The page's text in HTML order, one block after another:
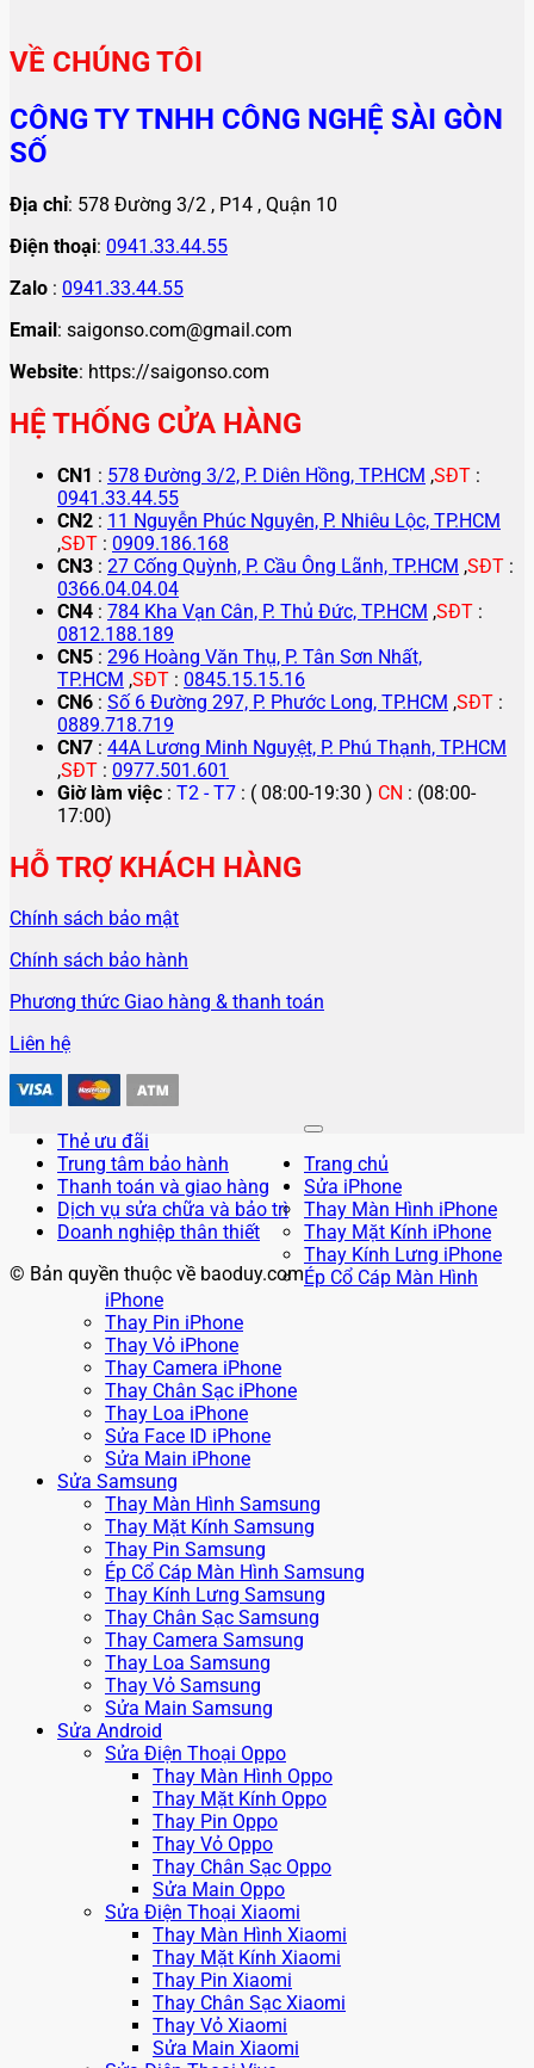
VỀ CHÚNG TÔI
CÔNG TY TNHH CÔNG NGHỆ SÀI GÒN
SỐ
Địa chỉ: 578 Đường 3/2 , P14 , Quận 10
Điện thoại: 0941.33.44.55
Zalo : 0941.33.44.55
Email: saigonso.com@gmail.com
Website: https://saigonso.com
HỆ THỐNG CỬA HÀNG
CN1 : 578 Đường 3/2, P. Diên Hồng, TP.HCM ,SĐT :
0941.33.44.55
CN2 : 11 Nguyễn Phúc Nguyên, P. Nhiêu Lộc, TP.HCM
,SĐT : 0909.186.168
CN3 : 27 Cống Quỳnh, P. Cầu Ông Lãnh, TP.HCM ,SĐT :
0366.04.04.04
CN4 : 784 Kha Vạn Cân, P. Thủ Đức, TP.HCM ,SĐT :
0812.188.189
CN5 : 296 Hoàng Văn Thụ, P. Tân Sơn Nhất,
TP.HCM ,SĐT : 0845.15.15.16
CN6 : Số 6 Đường 297, P. Phước Long, TP.HCM ,SĐT :
0889.718.719
CN7 : 44A Lương Minh Nguyệt, P. Phú Thạnh, TP.HCM
,SĐT : 0977.501.601
Giờ làm việc : T2 - T7 : ( 08:00-19:30 ) CN : (08:00-
17:00)
HỖ TRỢ KHÁCH HÀNG
Chính sách bảo mật
Chính sách bảo hành
Phương thức Giao hàng & thanh toán
Liên hệ
Thẻ ưu đãi
Trung tâm bảo hành
Thanh toán và giao hàng
Dịch vụ sửa chữa và bảo trì
Doanh nghiệp thân thiết
© Bản quyền thuộc về baoduy.com
Trang chủ
Sửa iPhone
Thay Màn Hình iPhone
Thay Mặt Kính iPhone
Thay Kính Lưng iPhone
Ép Cổ Cáp Màn Hình
iPhone
Thay Pin iPhone
Thay Vỏ iPhone
Thay Camera iPhone
Thay Chân Sạc iPhone
Thay Loa iPhone
Sửa Face ID iPhone
Sửa Main iPhone
Sửa Samsung
Thay Màn Hình Samsung
Thay Mặt Kính Samsung
Thay Pin Samsung
Ép Cổ Cáp Màn Hình Samsung
Thay Kính Lưng Samsung
Thay Chân Sạc Samsung
Thay Camera Samsung
Thay Loa Samsung
Thay Vỏ Samsung
Sửa Main Samsung
Sửa Android
Sửa Điện Thoại Oppo
Thay Màn Hình Oppo
Thay Mặt Kính Oppo
Thay Pin Oppo
Thay Vỏ Oppo
Thay Chân Sạc Oppo
Sửa Main Oppo
Sửa Điện Thoại Xiaomi
Thay Màn Hình Xiaomi
Thay Mặt Kính Xiaomi
Thay Pin Xiaomi
Thay Chân Sạc Xiaomi
Thay Vỏ Xiaomi
Sửa Main Xiaomi